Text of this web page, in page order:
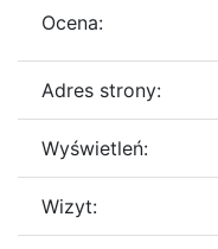
Ocena:
Adres strony:
Wyświetleń:
Wizyt: